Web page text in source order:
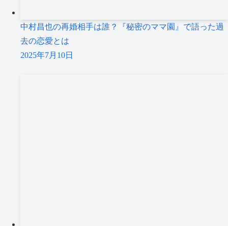
中村昌也の再婚相手は誰？『秘密のママ園』で語った過
去の恋愛とは
2025年7月10日